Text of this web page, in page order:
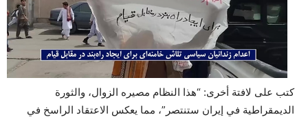
كتب على لافتة أخرى: “هذا النظام مصيره الزوال، والثورة
الديمقراطية في إيران ستنتصر”، مما يعكس الاعتقاد الراسخ في